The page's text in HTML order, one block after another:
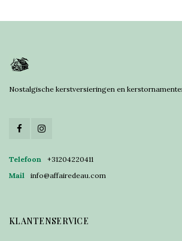
Nostalgische kerstversieringen en
Telefoon
+31204220411
Mail
info@affairedeau.com
KLANTENSERVICE